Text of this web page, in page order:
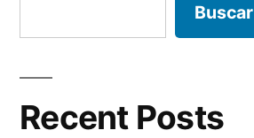
Buscar
Recent Posts